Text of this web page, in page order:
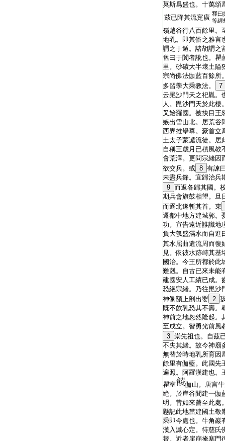
莫斯爲盛也。十萬頌
茲已降其流寔廣 釋曰
等經
嶺越谷行八百餘里。
地乳。即其俗之雅言
謂之于遁。諸胡謂之
舊曰于闐者訛也。瞿
里。砂磧大半壞土隘
宗尚佛法伽藍百餘所
多習學大乘教法。
7
云毘沙門天之祀胤。
人。毘沙門天於此棲
叉始羅國。被抉目王
嫉出雪山北。居荒谷
西界推擧尊。豪首立
土太子蒙譴流徒。居
自稱王歳月已積風教
會荒澤。更問宗緒因
欲交兵。或 8 有諫
未盡兵鋒。宜歸治兵
9 而返各歸其國。
期兵會旗鼓相望。旦
而逐北遂斬其首。東
遷都中地方建城郭。
功。宣告遠近誰識地
負大瓠盛滿水而自進
其水屈曲遺流周而復
見。依彼水跡峙其基
國治。今王所都於此
難剋。自古已來未能
建國安人工績已成。
恐絶宗緒。乃往毘沙
神像額上剖出嬰 2
既不飮乳恐其不壽。
神前之地忽然隆起。
至成立。智勇光前風
3 崇先祖也。自茲
不失其緒。故今神廟
無替於時地乳所育因
餘里有伽藍。此國先
遍照。阿羅漢建也。
瞿室
伽山。唐言
絶。於崖谷間建一伽
明。昔如來曾至此處
懸記此地當建國土敬
乘即今處也。牛角巖
漢入滅心定。待慈氏
替。近者崖崩掩塞門